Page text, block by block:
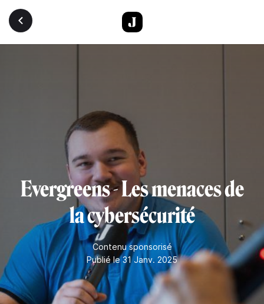
Aller au contenu principal
Evergreens - Les menaces de
la cybersécurité
Contenu sponsorisé
Publié le 31 Janv. 2025